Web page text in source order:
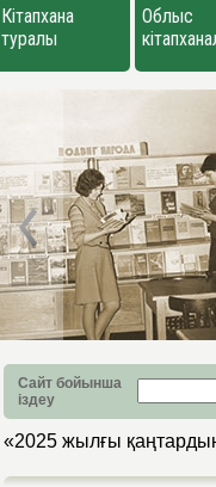
Кітапхана
туралы
Облыс
Сайт бойынша
іздеу
«2025 жылғы